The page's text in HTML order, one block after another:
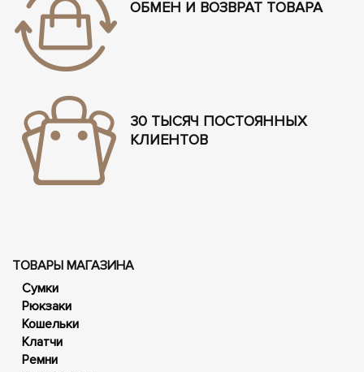
ОБМЕН И ВОЗВРАТ ТОВАРА
30 ТЫСЯЧ ПОСТОЯННЫХ
КЛИЕНТОВ
ТОВАРЫ МАГАЗИНА
Сумки
Рюкзаки
Кошельки
Клатчи
Ремни